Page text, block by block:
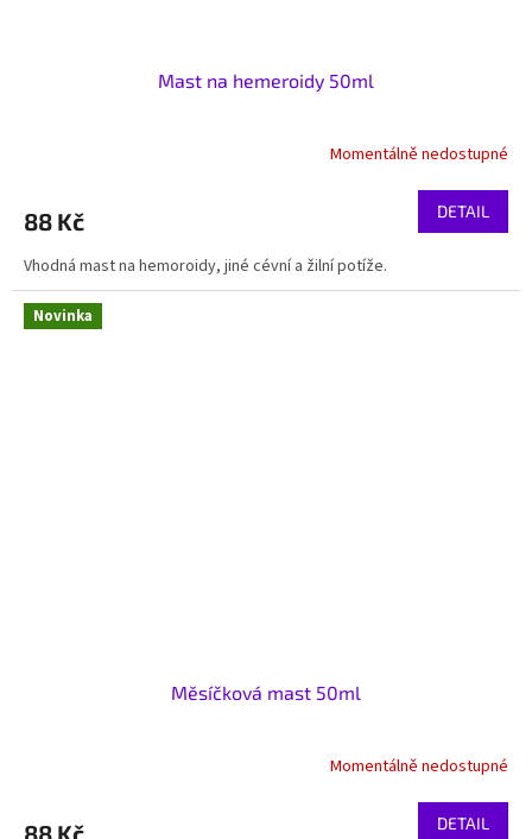
Mast na hemeroidy 50ml
Momentálně nedostupné
88 Kč DETAIL
Vhodná mast na hemoroidy, jiné cévní a žilní potíže.
Novinka
Měsíčková mast 50ml
Momentálně nedostupné
88 Kč DETAIL